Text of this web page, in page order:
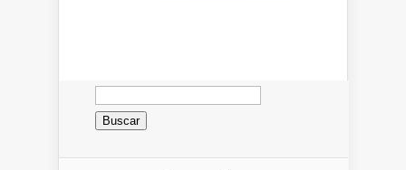
Buscar: